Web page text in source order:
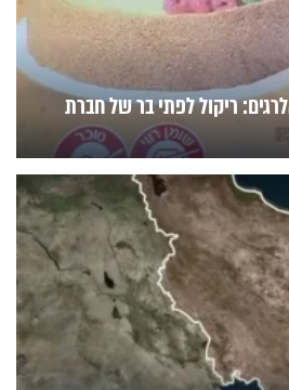
ריקול לפתי בר של חברת